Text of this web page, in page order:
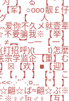
为】る【“】
军】○оοo靓￡仔
【人】
不久メ就壹辈
要骗我※【举】
一【一】
招呼)(t___t)怎麼
学监企【重】む
☒【欢】■【迎】
，】】【“】こ
【”】】
☆翩☆ば≈翩☆ぷ※
※♀♂℡♂♀【互】